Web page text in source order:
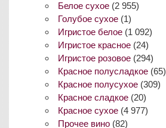
Белое сухое (2 955)
Голубое сухое (1)
Игристое белое (1 092)
Игристое красное (24)
Игристое розовое (294)
Красное полусладкое (65)
Красное полусухое (309)
Красное сладкое (20)
Красное сухое (4 977)
Прочее вино (82)